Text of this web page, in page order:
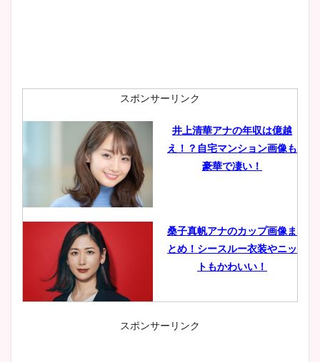
スポンサーリンク
井上清華アナの年収は億越
え！？自宅マンション画像も
豪華で凄い！
桑子真帆アナのカップ画像ま
とめ！シースルー衣装やニッ
トもかわいい！
小室瑛莉子のカップ画像まと
スポンサーリンク